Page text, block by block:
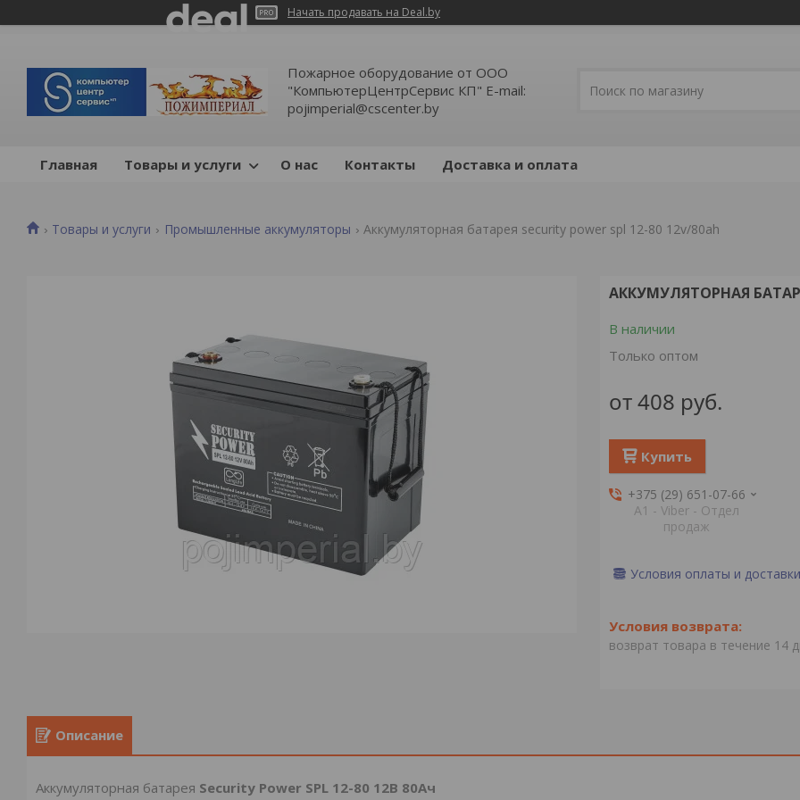
Начать продавать на Deal.by
Пожарное оборудование от ООО
"КомпьютерЦентрСервис КП" E-mail:
pojimperial@cscenter.by
Главная Товары и услуги О нас Контакты Доставка и оплата
Товары и услуги Промышленные аккумуляторы Аккумуляторная батарея security power spl 12-80 12v/80ah
АККУМУЛЯТОРНАЯ БАТАРЕЯ
В наличии
Только оптом
от408 руб.
Купить
+375 (29) 651-07-66
А1 - Viber - Отдел
продаж
Условия оплаты и доставки
возврат товара в течение 14
Описание
Аккумуляторная батарея Security Power SPL 12-80 12В 80Ач